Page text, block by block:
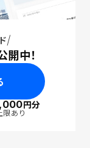
中！
円分
あり